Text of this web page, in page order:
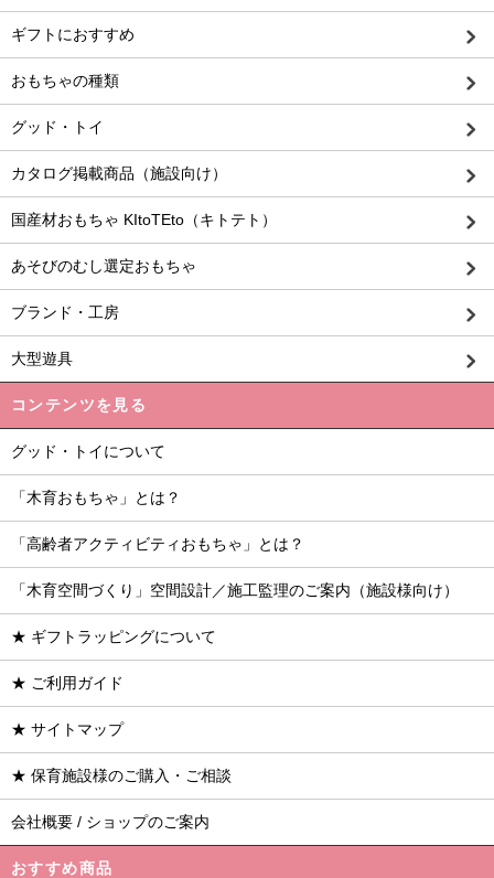
ギフトにおすすめ
おもちゃの種類
グッド・トイ
カタログ掲載商品（施設向け）
国産材おもちゃ KItoTEto（キトテト）
あそびのむし選定おもちゃ
ブランド・工房
大型遊具
コンテンツを見る
グッド・トイについて
「木育おもちゃ」とは？
「高齢者アクティビティおもちゃ」とは？
「木育空間づくり」空間設計／施工監理のご案内（施設様向け）
★ ギフトラッピングについて
★ ご利用ガイド
★ サイトマップ
★ 保育施設様のご購入・ご相談
会社概要 / ショップのご案内
おすすめ商品